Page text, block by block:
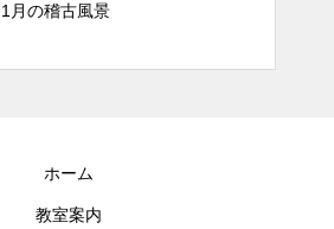
1月の稽古風景
ホーム
教室案内